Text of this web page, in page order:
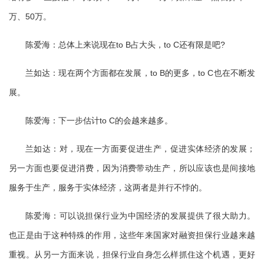
万、50万。
陈爱海：总体上来说现在to B占大头，to C还有限是吧?
兰如达：现在两个方面都在发展，to B的更多，to C也在不断发
展。
陈爱海：下一步估计to C的会越来越多。
兰如达：对，现在一方面要促进生产，促进实体经济的发展；
另一方面也要促进消费，因为消费带动生产，所以应该也是间接地
服务于生产，服务于实体经济，这两者是并行不悖的。
陈爱海：可以说担保行业为中国经济的发展提供了很大助力。
也正是由于这种特殊的作用，这些年来国家对融资担保行业越来越
重视。从另一方面来说，担保行业自身怎么样抓住这个机遇，更好